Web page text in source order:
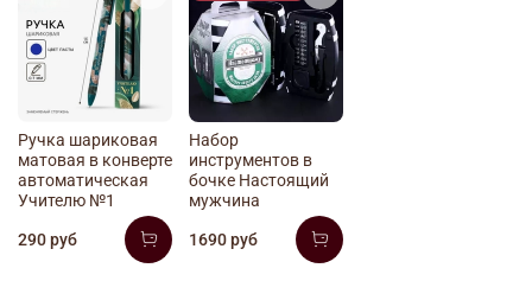
Ручка шариковая
матовая в конверте
автоматическая
Учителю №1
290 руб
Набор
инструментов в
бочке Настоящий
мужчина
1690 руб